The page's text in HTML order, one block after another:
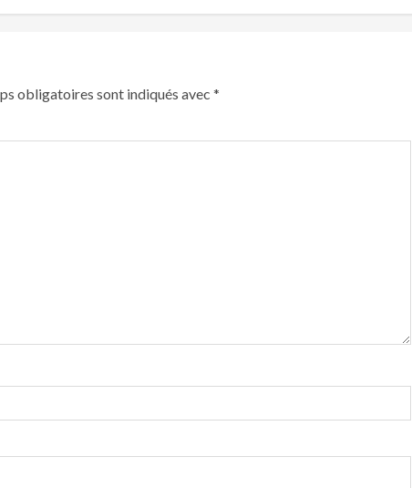
obligatoires sont indiqués avec *